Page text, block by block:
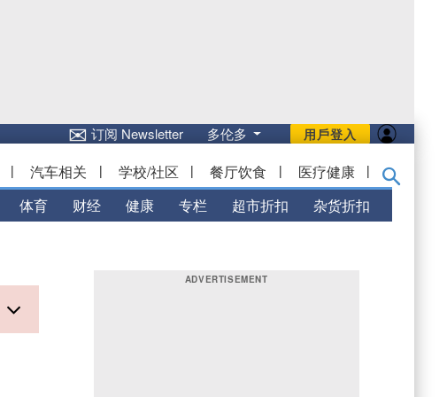
用戶登入
✉订阅 Newsletter 多伦多
| 汽车相关 | 学校/社区 | 餐厅饮食 | 医疗健康 |
体育 财经 健康 专栏 超市折扣 杂货折扣